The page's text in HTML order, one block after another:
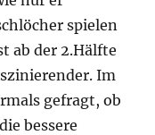
spielen
ab der 2.Hälfte
Im
gefragt, ob
bessere